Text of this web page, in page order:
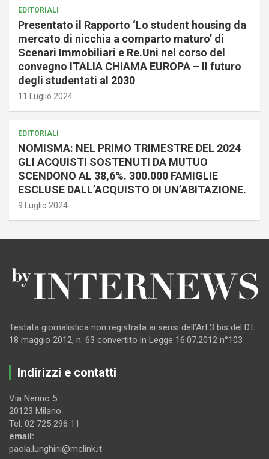
EDITORIALI
Presentato il Rapporto ‘Lo student housing da
mercato di nicchia a comparto maturo’ di
Scenari Immobiliari e Re.Uni nel corso del
convegno ITALIA CHIAMA EUROPA – Il futuro
degli studentati al 2030
11 Luglio 2024
EDITORIALI
NOMISMA: NEL PRIMO TRIMESTRE DEL 2024
GLI ACQUISTI SOSTENUTI DA MUTUO
SCENDONO AL 38,6%. 300.000 FAMIGLIE
ESCLUSE DALL’ACQUISTO DI UN’ABITAZIONE.
9 Luglio 2024
Testata giornalistica non registrata ai sensi dell’Art.3 bis del D.L.
18 maggio 2012, n. 63 convertito in Legge 16.07.2012 n°103
Indirizzi e contatti
Via Nerino 5
20123 Milano
Tel. 02 725 296 11
email:
paola.lunghini@mclink.it